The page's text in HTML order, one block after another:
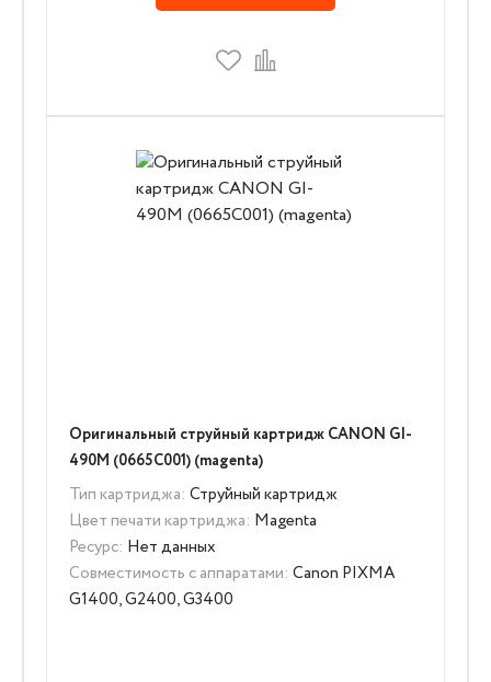
Оригинальный струйный картридж CANON GI-
490M (0665C001) (magenta)
Тип картриджа: Струйный картридж
Цвет печати картриджа: Magenta
Ресурс: Нет данных
Совместимость с аппаратами: Canon PIXMA
G1400, G2400, G3400